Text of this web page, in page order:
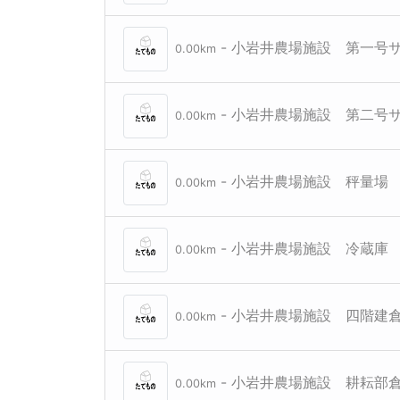
0.00km - 小岩井農場施設 第一号
0.00km - 小岩井農場施設 第二号
0.00km - 小岩井農場施設 秤量場
0.00km - 小岩井農場施設 冷蔵庫
0.00km - 小岩井農場施設 四階建
0.00km - 小岩井農場施設 耕耘部